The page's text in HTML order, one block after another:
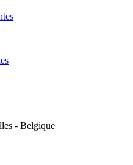
- Belgique